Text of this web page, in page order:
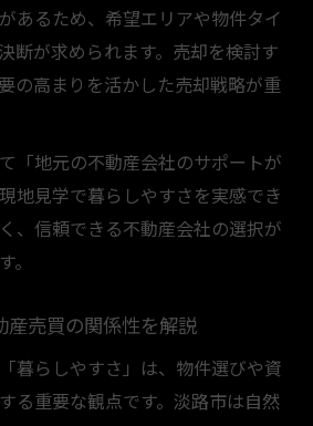
あるため、希望エリアや物件タイ
断が求められます。売却を検討す
の高まりを活かした売却戦略が重
「地元の不動産会社のサポートが
地見学で暮らしやすさを実感でき
、信頼できる不動産会社の選択が
。
産売買の関係性を解説
暮らしやすさ」は、物件選びや資
る重要な観点です。淡路市は自然